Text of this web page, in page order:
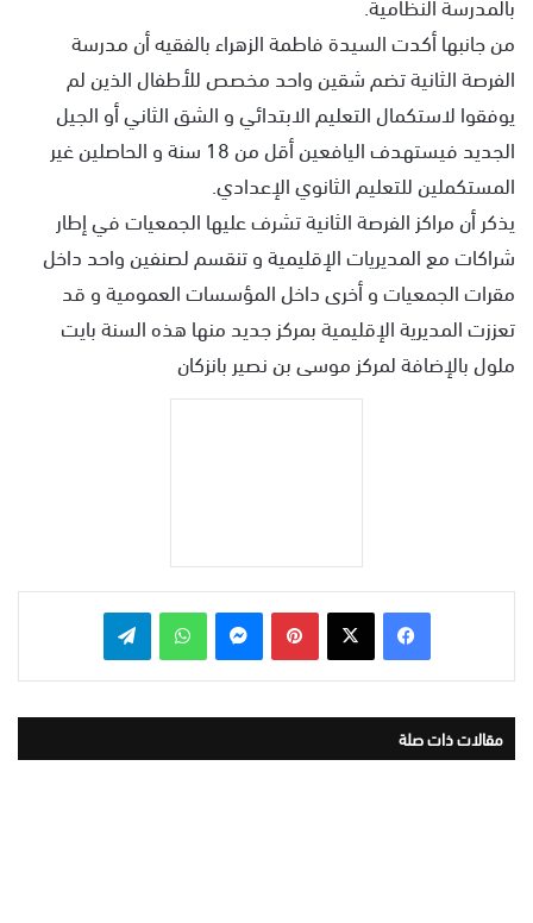
من جانبها أكدت السيدة فاطمة الزهراء بالفقيه أن مدرسة
الفرصة الثانية تضم شقين واحد مخصص للأطفال الذين لم
يوفقوا لاستكمال التعليم الابتدائي و الشق الثاني أو الجيل
الجديد فيستهدف اليافعين أقل من 18 سنة و الحاصلين غير
المستكملين للتعليم الثانوي الإعدادي.
يذكر أن مراكز الفرصة الثانية تشرف عليها الجمعيات في إطار
شراكات مع المديريات الإقليمية و تنقسم لصنفين واحد داخل
مقرات الجمعيات و أخرى داخل المؤسسات العمومية و قد
تعززت المديرية الإقليمية بمركز جديد منها هذه السنة بايت
ملول بالإضافة لمركز موسى بن نصير بانزكان
بينتيريست واتساب
مقالات ذات صلة